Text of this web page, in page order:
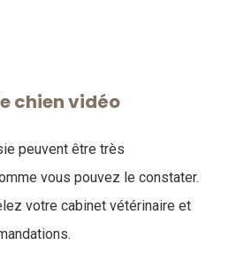
chien vidéo
peuvent être très
vous pouvez le constater.
votre cabinet vétérinaire et